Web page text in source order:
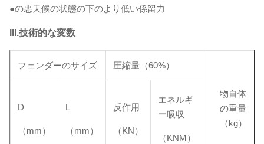
●の悪天候の状態の下のより低い係留力
III.技術的な変数
フェンダーのサイズ 圧縮量（60%）
物自体
の重量
（kg）
D
（mm）
L
（mm）
反作用
（KN）
エネルギ
ー吸収
（KNM）